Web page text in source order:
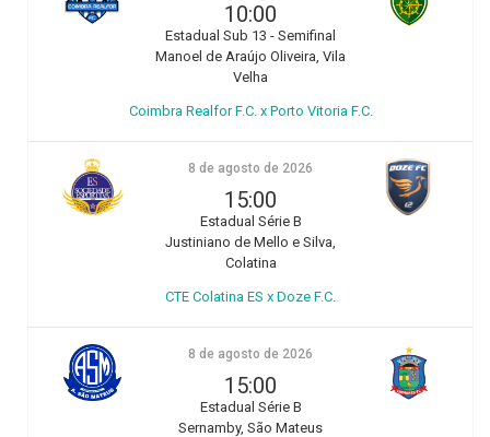
10:00
Estadual Sub 13 - Semifinal
Manoel de Araújo Oliveira, Vila
Velha
Coimbra Realfor F.C. x Porto Vitoria F.C.
8 de agosto de 2026
15:00
Estadual Série B
Justiniano de Mello e Silva,
Colatina
CTE Colatina ES x Doze F.C.
8 de agosto de 2026
15:00
Estadual Série B
Sernamby, São Mateus